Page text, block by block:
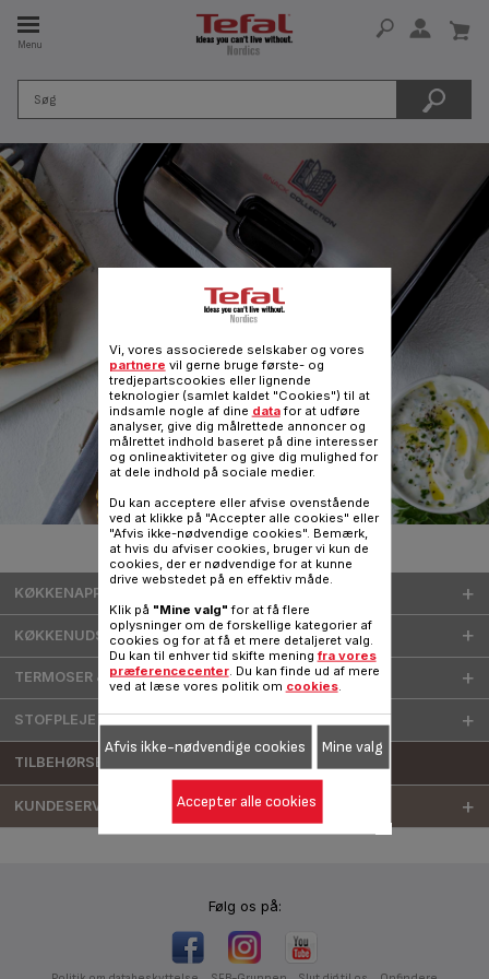
Menu
I 15 ÅR
KØKKENAPPARATER
KØKKENUDSTYR
TERMOSER & VANDFLASKER
STOFPLEJE
TILBEHØRSBUTIK
KUNDESERVICE
Følg os på:
Vi, vores associerede selskaber og vores
partnere vil gerne bruge første- og
tredjepartscookies eller lignende
teknologier (samlet kaldet "Cookies") til at
indsamle nogle af dine datafor at udføre
analyser, give dig målrettede annoncer og
målrettet indhold baseret på dine interesser
og onlineaktiviteter og give dig mulighed for
at dele indhold på sociale medier.
Du kan acceptere eller afvise ovenstående
ved at klikke på "Accepter alle cookies" eller
"Afvis ikke-nødvendige cookies". Bemærk,
at hvis du afviser cookies, bruger vi kun de
cookies, der er nødvendige for at kunne
drive webstedet på en effektiv måde.
Klik på "Mine valg" for at få flere
oplysninger om de forskellige kategorier af
cookies og for at få et mere detaljeret valg.
Du kan til enhver tid skifte mening fra vores
præferencecenter. Du kan finde ud af mere
ved at læse vores politik om cookies.
Afvis ikke-nødvendige cookies Mine valg
Accepter alle cookies